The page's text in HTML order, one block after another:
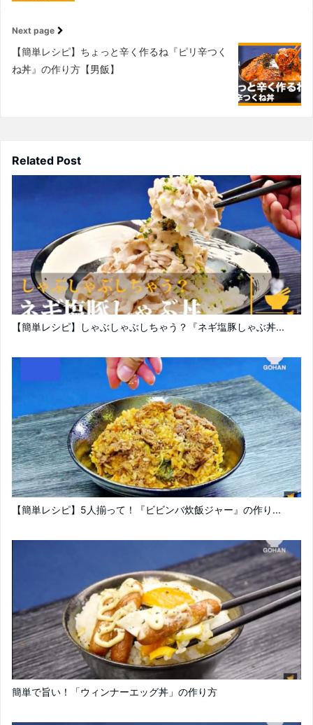
Next page
【簡単レシピ】ちょっと辛く作るね『ピリ辛つく
ね丼』の作り方【男飯】
Related Post
【簡単レシピ】しゃぶしゃぶしちゃう？『ネギ塩豚しゃぶ丼...
【簡単レシピ】5人揃って！『ビビンバ炊飯ジャー』の作り...
簡単で旨い！「ウィンナーエッグ丼」の作り方